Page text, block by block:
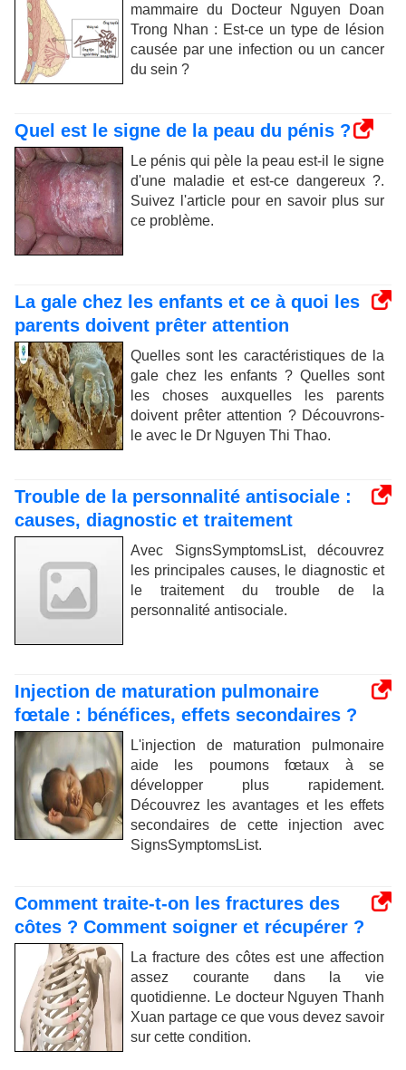
mammaire du Docteur Nguyen Doan
Trong Nhan : Est-ce un type de lésion
causée par une infection ou un cancer
du sein ?
Quel est le signe de la peau du pénis ?
Le pénis qui pèle la peau est-il le signe
d'une maladie et est-ce dangereux ?.
Suivez l'article pour en savoir plus sur
ce problème.
La gale chez les enfants et ce à quoi les
parents doivent prêter attention
Quelles sont les caractéristiques de la
gale chez les enfants ? Quelles sont
les choses auxquelles les parents
doivent prêter attention ? Découvrons-
le avec le Dr Nguyen Thi Thao.
Trouble de la personnalité antisociale :
causes, diagnostic et traitement
Avec SignsSymptomsList, découvrez
les principales causes, le diagnostic et
le traitement du trouble de la
personnalité antisociale.
Injection de maturation pulmonaire
fœtale : bénéfices, effets secondaires ?
L'injection de maturation pulmonaire
aide les poumons fœtaux à se
développer plus rapidement.
Découvrez les avantages et les effets
secondaires de cette injection avec
SignsSymptomsList.
Comment traite-t-on les fractures des
côtes ? Comment soigner et récupérer ?
La fracture des côtes est une affection
assez courante dans la vie
quotidienne. Le docteur Nguyen Thanh
Xuan partage ce que vous devez savoir
sur cette condition.